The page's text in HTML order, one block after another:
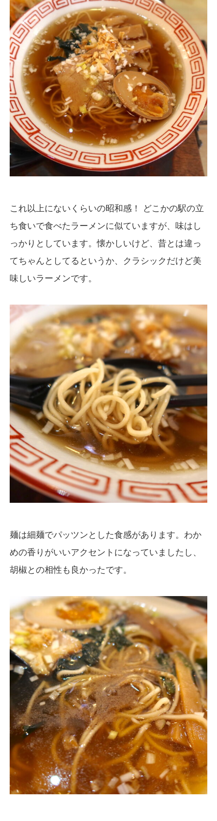
これ以上にないくらいの昭和感！ どこかの駅の立
ち食いで食べたラーメンに似ていますが、味はし
っかりとしています。懐かしいけど、昔とは違っ
てちゃんとしてるというか、クラシックだけど美
味しいラーメンです。
麺は細麺でパッツンとした食感があります。わか
めの香りがいいアクセントになっていましたし、
胡椒との相性も良かったです。